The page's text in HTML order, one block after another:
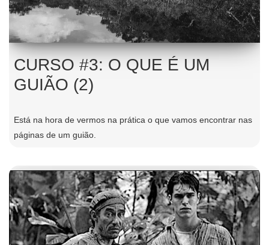
CURSO #3: O QUE É UM
GUIÃO (2)
Está na hora de vermos na prática o que vamos encontrar nas
páginas de um guião.